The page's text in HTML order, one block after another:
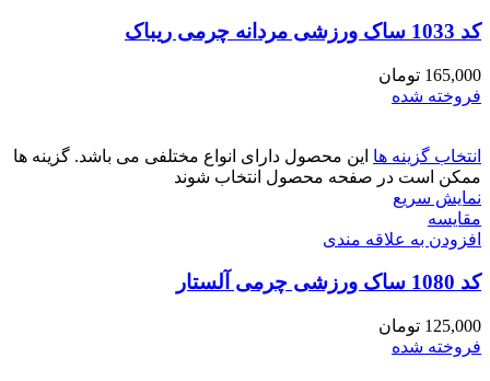
کد 1033 ساک ورزشی مردانه چرمی ریباک
165,000 تومان
فروخته شده
انتخاب گزینه ها این محصول دارای انواع مختلفی می باشد. گزینه ها
ممکن است در صفحه محصول انتخاب شوند
نمایش سریع
مقايسه
افزودن به علاقه مندی
کد 1080 ساک ورزشی چرمی آلستار
125,000 تومان
فروخته شده